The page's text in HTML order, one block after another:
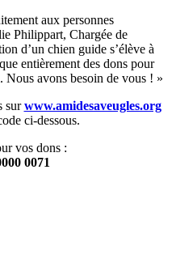
aux personnes
Philippart, Chargée de
d’un chien guide s’élève à
entièrement des dons pour
Nous avons besoin de vous ! »
surwww.amidesaveugles.org
ci-dessous.
vos dons :
0071